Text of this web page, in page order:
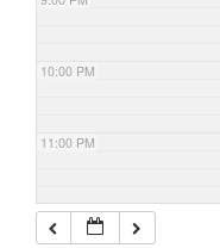
10:00 PM
11:00 PM